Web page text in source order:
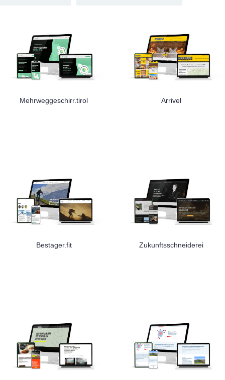
Mehrweggeschirr.tirol Arrivel
Bestager.fit Zukunftsschneiderei